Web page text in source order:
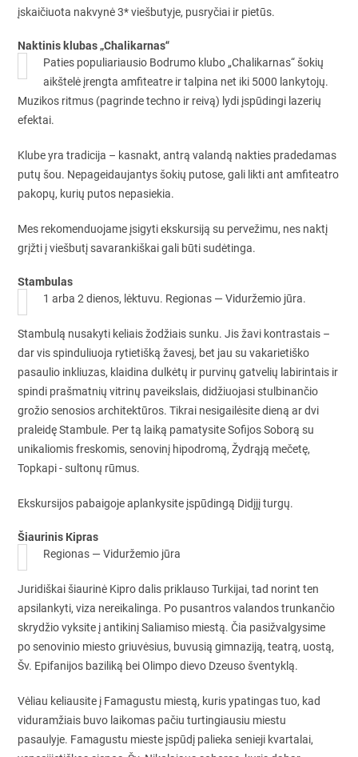
įskaičiuota nakvynė 3* viešbutyje, pusryčiai ir pietūs.
Naktinis klubas „Chalikarnas“
Paties populiariausio Bodrumo klubo „Chalikarnas“ šokių
aikštelė įrengta amfiteatre ir talpina net iki 5000 lankytojų.
Muzikos ritmus (pagrinde techno ir reivą) lydi įspūdingi lazerių
efektai.
Klube yra tradicija – kasnakt, antrą valandą nakties pradedamas
putų šou. Nepageidaujantys šokių putose, gali likti ant amfiteatro
pakopų, kurių putos nepasiekia.
Mes rekomenduojame įsigyti ekskursiją su pervežimu, nes naktį
grįžti į viešbutį savarankiškai gali būti sudėtinga.
Stambulas
1 arba 2 dienos, lėktuvu. Regionas — Viduržemio jūra.
Stambulą nusakyti keliais žodžiais sunku. Jis žavi kontrastais –
dar vis spinduliuoja rytietišką žavesį, bet jau su vakarietiško
pasaulio inkliuzas, klaidina dulkėtų ir purvinų gatvelių labirintais ir
spindi prašmatnių vitrinų paveikslais, didžiuojasi stulbinančio
grožio senosios architektūros. Tikrai nesigailėsite dieną ar dvi
praleidę Stambule. Per tą laiką pamatysite Sofijos Soborą su
unikaliomis freskomis, senovinį hipodromą, Žydrąją mečetę,
Topkapi - sultonų rūmus.
Ekskursijos pabaigoje aplankysite įspūdingą Didįjį turgų.
Šiaurinis Kipras
Regionas — Viduržemio jūra
Juridiškai šiaurinė Kipro dalis priklauso Turkijai, tad norint ten
apsilankyti, viza nereikalinga. Po pusantros valandos trunkančio
skrydžio vyksite į antikinį Saliamiso miestą. Čia pasižvalgysime
po senovinio miesto griuvėsius, buvusią gimnaziją, teatrą, uostą,
Šv. Epifanijos baziliką bei Olimpo dievo Dzeuso šventyklą.
Vėliau keliausite į Famagustu miestą, kuris ypatingas tuo, kad
viduramžiais buvo laikomas pačiu turtingiausiu miestu
pasaulyje. Famagustu mieste įspūdį palieka senieji kvartalai,